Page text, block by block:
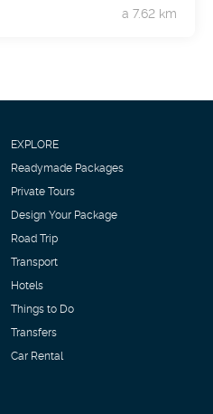
a 7.62 km
EXPLORE
Readymade Packages
Private Tours
Design Your Package
Road Trip
Transport
Hotels
Things to Do
Transfers
Car Rental